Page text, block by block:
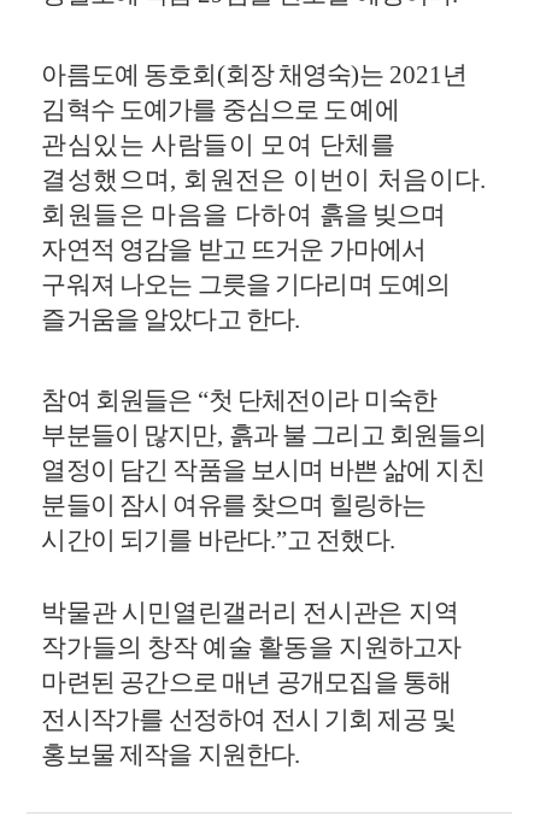
아름도예 동호회(회장 채영숙)는 2021년
김혁수 도예가를 중심으로 도예에
관심있는 사람들이 모여 단체를
결성했으며, 회원전은 이번이 처음이다.
회원들은 마음을 다하여 흙을 빚으며
자연적 영감을 받고 뜨거운 가마에서
구워져 나오는 그릇을 기다리며 도예의
즐거움을 알았다고 한다.
참여 회원들은 “첫 단체전이라 미숙한
부분들이 많지만, 흙과 불 그리고 회원들의
열정이 담긴 작품을 보시며 바쁜 삶에 지친
분들이 잠시 여유를 찾으며 힐링하는
시간이 되기를 바란다.”고 전했다.
박물관 시민열린갤러리 전시관은 지역
작가들의 창작 예술 활동을 지원하고자
마련된 공간으로 매년 공개모집을 통해
전시작가를 선정하여 전시 기회 제공 및
홍보물 제작을 지원한다.